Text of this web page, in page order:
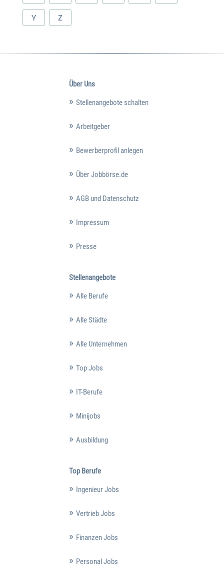
Y Z
Über Uns
Stellenangebote schalten
Arbeitgeber
Bewerberprofil anlegen
Über Jobbörse.de
AGB und Datenschutz
Impressum
Presse
Stellenangebote
Alle Berufe
Alle Städte
Alle Unternehmen
Top Jobs
IT-Berufe
Minijobs
Ausbildung
Top Berufe
Ingenieur Jobs
Vertrieb Jobs
Finanzen Jobs
Personal Jobs